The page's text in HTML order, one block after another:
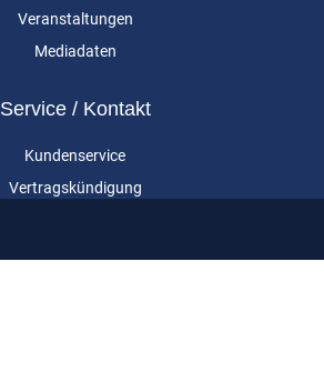
Veranstaltungen
Mediadaten
Service / Kontakt
Kundenservice
Vertragskündigung